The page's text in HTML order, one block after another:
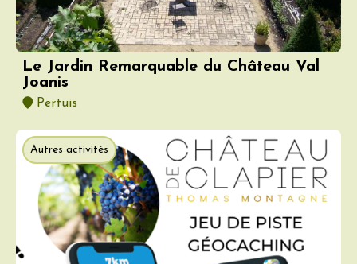
Le Jardin Remarquable du Château Val
Joanis
Pertuis
Autres activités